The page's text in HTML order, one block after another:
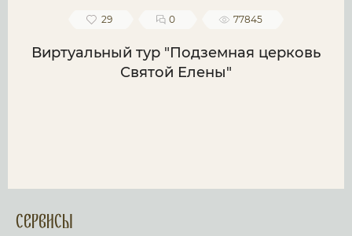
29 0 77845
Виртуальный тур "Подземная церковь
Святой Елены"
Сервисы